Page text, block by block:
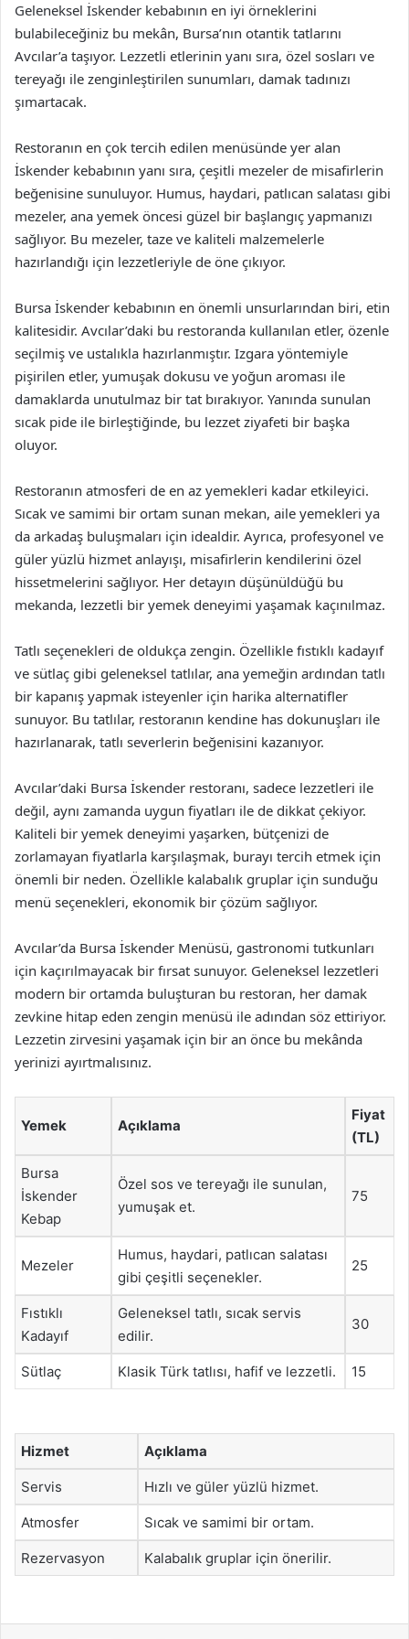
Geleneksel İskender kebabının en iyi örneklerini
bulabileceğiniz bu mekân, Bursa’nın otantik tatlarını
Avcılar’a taşıyor. Lezzetli etlerinin yanı sıra, özel sosları ve
tereyağı ile zenginleştirilen sunumları, damak tadınızı
şımartacak.
Restoranın en çok tercih edilen menüsünde yer alan
İskender kebabının yanı sıra, çeşitli mezeler de misafirlerin
beğenisine sunuluyor. Humus, haydari, patlıcan salatası gibi
mezeler, ana yemek öncesi güzel bir başlangıç yapmanızı
sağlıyor. Bu mezeler, taze ve kaliteli malzemelerle
hazırlandığı için lezzetleriyle de öne çıkıyor.
Bursa İskender kebabının en önemli unsurlarından biri, etin
kalitesidir. Avcılar’daki bu restoranda kullanılan etler, özenle
seçilmiş ve ustalıkla hazırlanmıştır. Izgara yöntemiyle
pişirilen etler, yumuşak dokusu ve yoğun aroması ile
damaklarda unutulmaz bir tat bırakıyor. Yanında sunulan
sıcak pide ile birleştiğinde, bu lezzet ziyafeti bir başka
oluyor.
Restoranın atmosferi de en az yemekleri kadar etkileyici.
Sıcak ve samimi bir ortam sunan mekan, aile yemekleri ya
da arkadaş buluşmaları için idealdir. Ayrıca, profesyonel ve
güler yüzlü hizmet anlayışı, misafirlerin kendilerini özel
hissetmelerini sağlıyor. Her detayın düşünüldüğü bu
mekanda, lezzetli bir yemek deneyimi yaşamak kaçınılmaz.
Tatlı seçenekleri de oldukça zengin. Özellikle fıstıklı kadayıf
ve sütlaç gibi geleneksel tatlılar, ana yemeğin ardından tatlı
bir kapanış yapmak isteyenler için harika alternatifler
sunuyor. Bu tatlılar, restoranın kendine has dokunuşları ile
hazırlanarak, tatlı severlerin beğenisini kazanıyor.
Avcılar’daki Bursa İskender restoranı, sadece lezzetleri ile
değil, aynı zamanda uygun fiyatları ile de dikkat çekiyor.
Kaliteli bir yemek deneyimi yaşarken, bütçenizi de
zorlamayan fiyatlarla karşılaşmak, burayı tercih etmek için
önemli bir neden. Özellikle kalabalık gruplar için sunduğu
menü seçenekleri, ekonomik bir çözüm sağlıyor.
Avcılar’da Bursa İskender Menüsü, gastronomi tutkunları
için kaçırılmayacak bir fırsat sunuyor. Geleneksel lezzetleri
modern bir ortamda buluşturan bu restoran, her damak
zevkine hitap eden zengin menüsü ile adından söz ettiriyor.
Lezzetin zirvesini yaşamak için bir an önce bu mekânda
yerinizi ayırtmalısınız.
Yemek Açıklama
Fiyat
(TL)
Bursa
İskender
Kebap
Özel sos ve tereyağı ile sunulan,
yumuşak et.
75
Mezeler
Humus, haydari, patlıcan salatası
gibi çeşitli seçenekler.
25
Fıstıklı
Kadayıf
Geleneksel tatlı, sıcak servis
edilir.
30
Sütlaç Klasik Türk tatlısı, hafif ve lezzetli. 15
Hizmet Açıklama
Servis Hızlı ve güler yüzlü hizmet.
Atmosfer Sıcak ve samimi bir ortam.
Rezervasyon Kalabalık gruplar için önerilir.